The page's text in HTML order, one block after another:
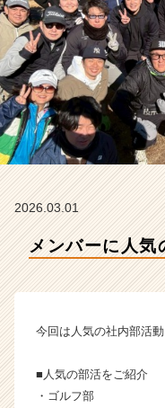
社
プ
レ
シ
ャ
ス
パ
ー
ト
の
タ
ム
イ
2026.03.01
メンバーに人気
今回は人気の社内部活
■人気の部活をご紹介
・ゴルフ部